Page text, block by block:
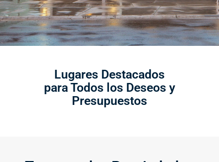
Lugares Destacados
para Todos los Deseos y
Presupuestos